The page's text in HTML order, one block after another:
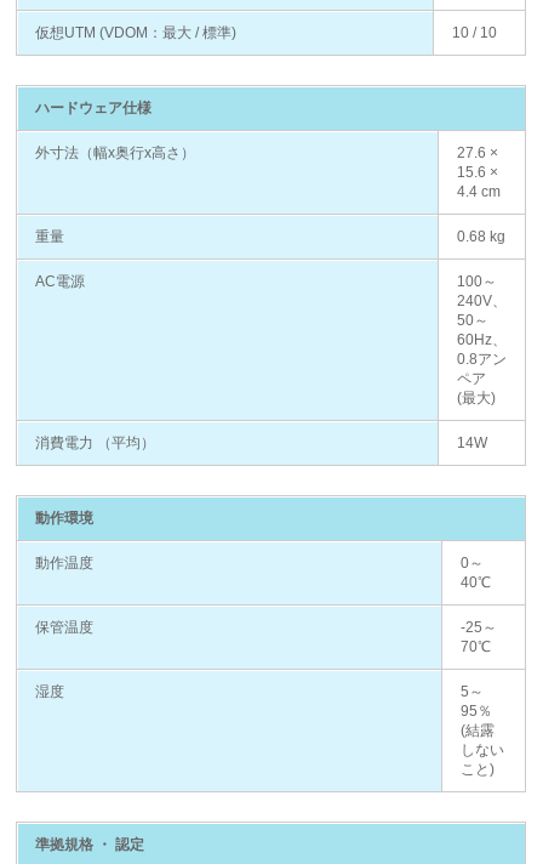
仮想UTM (VDOM：最大 / 標準) 10 / 10
ハードウェア仕様
外寸法（幅x奥行x高さ）
27.6 ×
15.6 ×
4.4 cm
重量 0.68 kg
AC電源
100～
240V、
50～
60Hz、
0.8アン
ペア
(最大)
消費電力 （平均） 14W
動作環境
動作温度
0～
40℃
保管温度
-25～
70℃
湿度
5～
95％
(結露
しない
こと)
準拠規格 ・ 認定